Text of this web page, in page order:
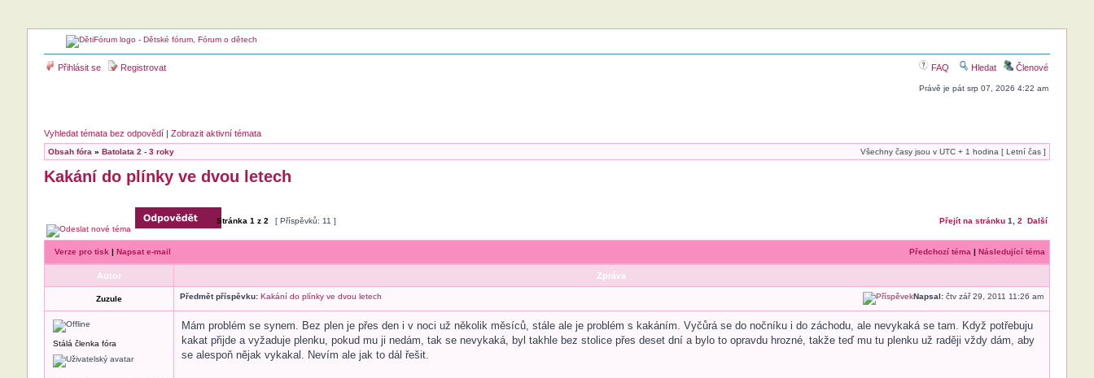
Přihlásit se Registrovat FAQ Hledat Členové
Právě je pát srp 07, 2026 4:22 am
Vyhledat témata bez odpovědí| Zobrazit aktivní témata
Obsah fóra » Batolata 2 - 3 roky Všechny časy jsou v UTC + 1 hodina [ Letní čas ]
Kakání do plínky ve dvou letech
Stránka 1 z 2 [ Příspěvků: 11 ] Přejít na stránku 1 2 Další
Verze pro tisk | Napsat e-mail Předchozí téma | Následující téma
Autor Zpráva
Zuzule Předmět příspěvku: Kakání do plínky ve dvou letech Napsal:čtv zář 29, 2011 11:26 am
Stálá členka fóra
Mám problém se synem. Bez plen je přes den i v noci už několik měsíců, stále ale je problém s kakáním. Vyčůrá se do nočníku i do záchodu, ale nevykaká se tam. Když potřebuju
kakat přijde a vyžaduje plenku, pokud mu ji nedám, tak se nevykaká, byl takhle bez stolice přes deset dní a bylo to opravdu hrozné, takže teď mu tu plenku už raději vždy dám, aby
se alespoň nějak vykakal. Nevím ale jak to dál řešit.